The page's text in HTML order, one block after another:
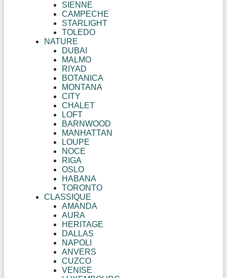
SIENNE
CAMPECHE
STARLIGHT
TOLEDO
NATURE
DUBAI
MALMO
RIYAD
BOTANICA
MONTANA
CITY
CHALET
LOFT
BARNWOOD
MANHATTAN
LOUPE
NOCE
RIGA
OSLO
HABANA
TORONTO
CLASSIQUE
AMANDA
AURA
HERITAGE
DALLAS
NAPOLI
ANVERS
CUZCO
VENISE